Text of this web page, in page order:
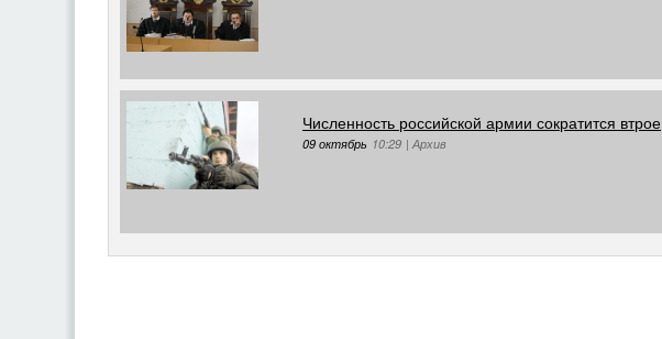
Численность российской армии сократится втрое
09 октябрь 10:29 |Архив